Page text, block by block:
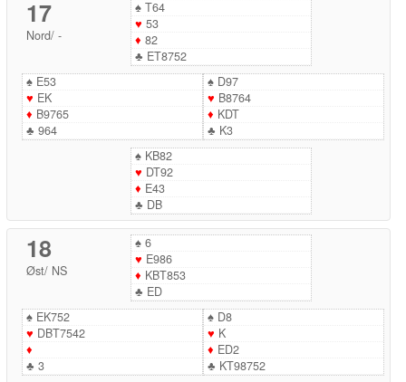
17
Nord/ -
♠T64
♥ 53
♦ 82
♣ ET8752
♠E53
♥ EK
♦ B9765
♣ 964
♠D97
♥ B8764
♦ KDT
♣ K3
♠KB82
♥ DT92
♦ E43
♣ DB
18
Øst/ NS
♠6
♥ E986
♦ KBT853
♣ ED
♠EK752
♥ DBT7542
♦
♣ 3
♠D8
♥ K
♦ ED2
♣ KT98752